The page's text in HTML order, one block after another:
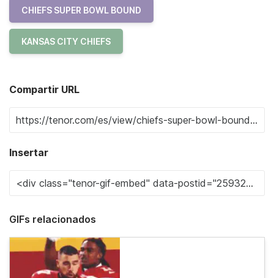
CHIEFS SUPER BOWL BOUND
KANSAS CITY CHIEFS
Compartir URL
Insertar
GIFs relacionados